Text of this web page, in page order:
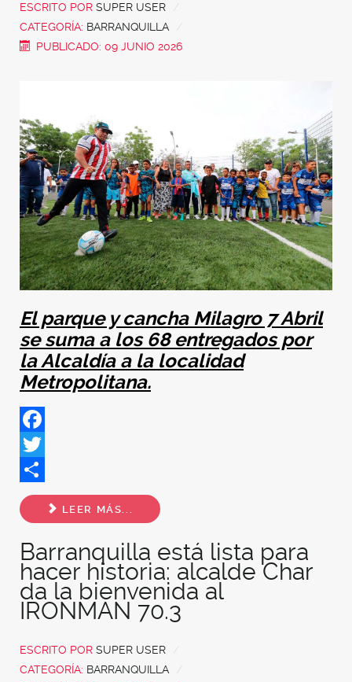
ESCRITO POR SUPER USER
CATEGORÍA: BARRANQUILLA
PUBLICADO: 09 JUNIO 2026
El parque y cancha Milagro 7 Abril
se suma a los 68 entregados por
la Alcaldía a la localidad
Metropolitana.
Facebook
Twitter
Share
LEER MÁS...
Barranquilla está lista para
hacer historia: alcalde Char
da la bienvenida al
IRONMAN 70.3
ESCRITO POR SUPER USER
CATEGORÍA: BARRANQUILLA